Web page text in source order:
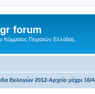
forum
Κόμματος Πειρατών Ελλάδας.
Εκλογών 2012-Αρχείο μέχρι 16/4